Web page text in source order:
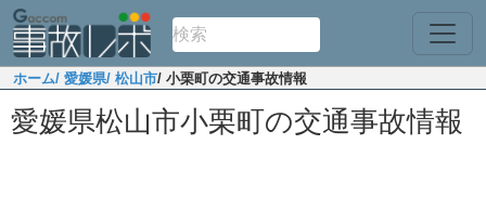
ホーム/ 愛媛県/ 松山市/ 小栗町の交通事故情報
愛媛県松山市小栗町の交通事故情報